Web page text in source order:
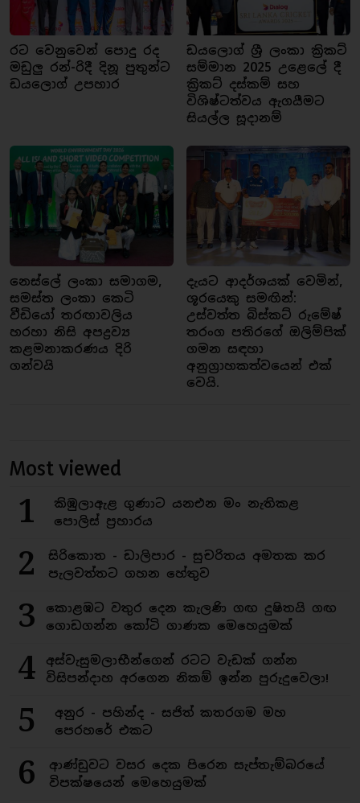
රට වෙනුවෙන් පොදු රද
මඩුලු රන්-රිදී දිනූ පුතුන්ට
ඩයලොග් උපහාර
ඩයලොග් ශ්‍රී ලංකා ක්‍රිකට්
සම්මාන 2025 උළෙලේ දී
ක්‍රිකට් දස්කම් සහ
විශිෂ්ටත්වය ඇගයීමට
සියල්ල සූදානම්
නෙස්ලේ ලංකා සමාගම,
සමස්ත ලංකා කෙටි
වීඩියෝ තරඟාවලිය
හරහා නිසි අපද්‍රව්‍ය
කළමනාකරණය දිරි
ගන්වයි
දැයට ආදර්ශයක් වෙමින්,
ශූරයෙකු සමඟින්:
උස්වත්ත බිස්කට් රුමේෂ්
තරංග පතිරගේ ඔලිම්පික්
ගමන සඳහා
අනුග්‍රාහකත්වයෙන් එක්
වෙයි.
Most viewed
1
කිඹුලාඇළ ගුණාට යනඑන මං නැතිකළ
පොලිස් ප්‍රහාරය
2
සිරිකොත - ඩාලිපාර - සුචරිතය අමතක කර
පැලවත්තට ගහන හේතුව
3
කොළඹට වතුර දෙන කැලණි ගඟ දුෂිතයි ගඟ
ගොඩගන්න කෝටි ගාණක මෙහෙයුමක්
4
අස්වැසුමලාභීන්ගෙන් රටට වැඩක් ගන්න
විසිපන්දාහ අරගෙන නිකම් ඉන්න පුරුදුවෙලා!
5
අනුර - පහින්ද - සජිත් කතරගම මහ
පෙරහරේ එකට
6
ආණ්ඩුවට වසර දෙක පිරෙන සැප්තැම්බරයේ
විපක්ෂයෙන් මෙහෙයුමක්